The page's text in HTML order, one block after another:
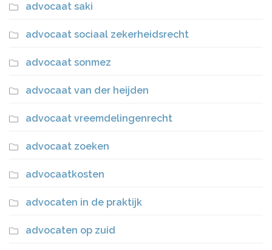
advocaat saki
advocaat sociaal zekerheidsrecht
advocaat sonmez
advocaat van der heijden
advocaat vreemdelingenrecht
advocaat zoeken
advocaatkosten
advocaten in de praktijk
advocaten op zuid